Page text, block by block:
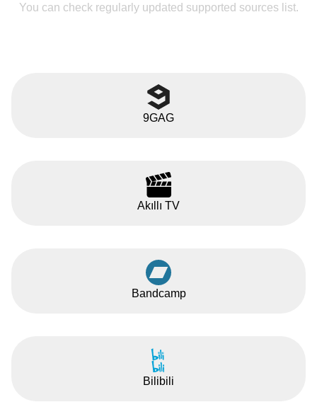
You can check regularly updated supported sources list.
9GAG
Akıllı TV
Bandcamp
Bilibili